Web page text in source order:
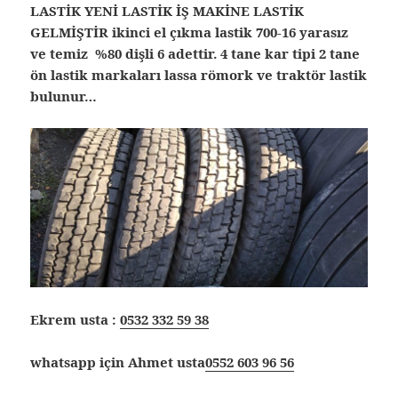
LASTİK YENİ LASTİK İŞ MAKİNE LASTİK
GELMİŞTİR ikinci el çıkma lastik 700-16 yarasız
ve temiz %80 dişli 6 adettir. 4 tane kar tipi 2 tane
ön lastik markaları lassa römork ve traktör lastik
bulunur…
Ekrem usta :0532 332 59 38
whatsapp için Ahmet usta0552 603 96 56